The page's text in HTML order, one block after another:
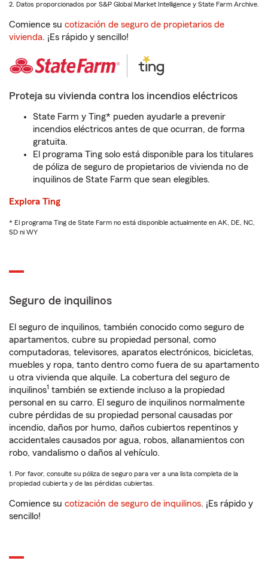
2. Datos proporcionados por S&P Global Market Intelligence y State Farm Archive.
Comience su cotización de seguro de propietarios de
vivienda. ¡Es rápido y sencillo!
Proteja su vivienda contra los incendios eléctricos
State Farm y Ting* pueden ayudarle a prevenir
incendios eléctricos antes de que ocurran, de forma
gratuita.
El programa Ting solo está disponible para los titulares
de póliza de seguro de propietarios de vivienda no de
inquilinos de State Farm que sean elegibles.
Explora Ting
* El programa Ting de State Farm no está disponible actualmente en AK, DE, NC,
SD ni WY
Seguro de inquilinos
El seguro de inquilinos, también conocido como seguro de
apartamentos, cubre su propiedad personal, como
computadoras, televisores, aparatos electrónicos, bicicletas,
muebles y ropa, tanto dentro como fuera de su apartamento
u otra vivienda que alquile. La cobertura del seguro de
inquilinos1 también se extiende incluso a la propiedad
personal en su carro. El seguro de inquilinos normalmente
cubre pérdidas de su propiedad personal causadas por
incendio, daños por humo, daños cubiertos repentinos y
accidentales causados por agua, robos, allanamientos con
robo, vandalismo o daños al vehículo.
1. Por favor, consulte su póliza de seguro para ver a una lista completa de la
propiedad cubierta y de las pérdidas cubiertas.
Comience su cotización de seguro de inquilinos. ¡Es rápido y
sencillo!